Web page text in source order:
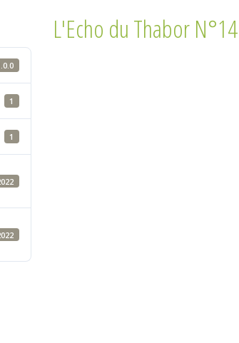
1
1
L'Echo du Thabor